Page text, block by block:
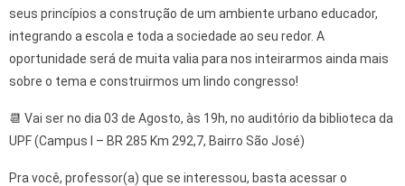
seus princípios a construção de um ambiente urbano educador,
integrando a escola e toda a sociedade ao seu redor. A
oportunidade será de muita valia para nos inteirarmos ainda mais
sobre o tema e construirmos um lindo congresso!
📆 Vai ser no dia 03 de Agosto, às 19h, no auditório da biblioteca da
UPF (Campus I – BR 285 Km 292,7, Bairro São José)
Pra você, professor(a) que se interessou, basta acessar o